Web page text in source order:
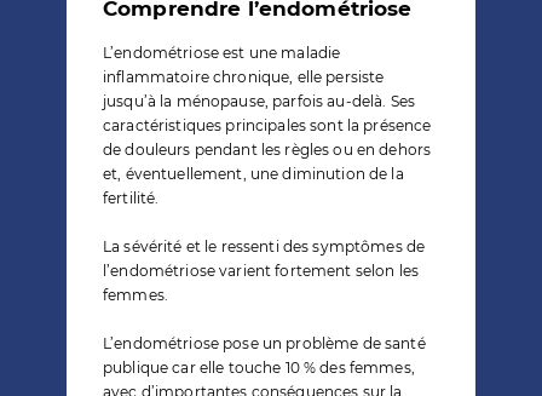
Comprendre l’endométriose
L’endométriose est une maladie
inflammatoire chronique, elle persiste
jusqu’à la ménopause, parfois au-delà. Ses
caractéristiques principales sont la présence
de douleurs pendant les règles ou en dehors
et, éventuellement, une diminution de la
fertilité.
La sévérité et le ressenti des symptômes de
l’endométriose varient fortement selon les
femmes.
L’endométriose pose un problème de santé
publique car elle touche 10 % des femmes,
avec d’importantes conséquences sur la